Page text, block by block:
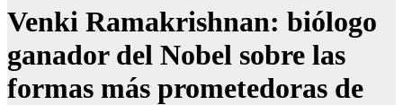
Venki Ramakrishnan: biólogo
ganador del Nobel sobre las
formas más prometedoras de